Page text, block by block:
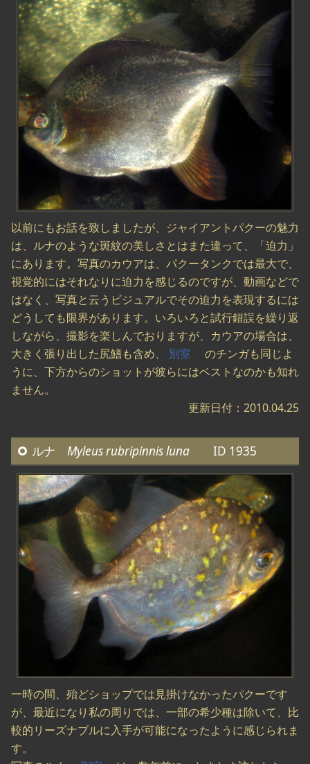
以前にもお話を致しましたが、ジャイアントパクーの魅力
は、ルナのような斑紋の美しさとはまた違って、「迫力」
にあります。写真のカウアは、パクータンクでは最大で、
視覚的にはそれなりに迫力を感じるのですが、動画などで
はなく、写真と云うビジュアルでその迫力を表現するには
どうしても限界があります。いろいろと試行錯誤を繰り返
しながら、撮影を楽しんでおりますが、カウアの場合は、
大きく張り出した尻鰭も含め、 別室 のチンガも同じよ
うに、下方からのショットが彼らにはベストなのかも知れ
ません。
更新日付：2010.04.25
ルナ Myleus rubripinnis luna ID 1935
一時の間、殆どショップでは見掛けなかったパクーです
が、最近になり私の周りでは、一部の希少種は除いて、比
較的リーズナブルに入手が可能になったように感じられま
す。